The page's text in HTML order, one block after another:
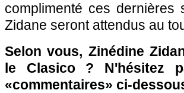
complimenté ces dernières
Zidane seront attendus au
Selon vous, Zinédine
le Clasico ? N'hésitez
«commentaires» ci-